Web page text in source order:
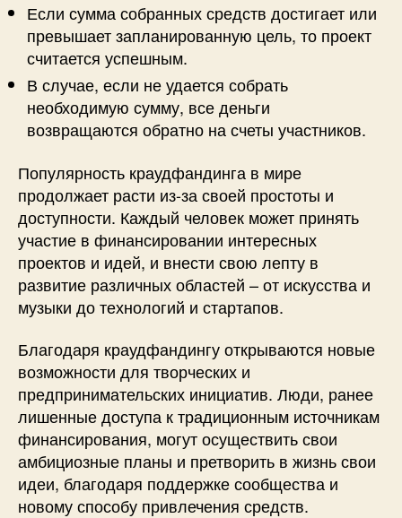
Если сумма собранных средств достигает или
превышает запланированную цель, то проект
считается успешным.
В случае, если не удается собрать
необходимую сумму, все деньги
возвращаются обратно на счеты участников.
Популярность краудфандинга в мире
продолжает расти из-за своей простоты и
доступности. Каждый человек может принять
участие в финансировании интересных
проектов и идей, и внести свою лепту в
развитие различных областей – от искусства и
музыки до технологий и стартапов.
Благодаря краудфандингу открываются новые
возможности для творческих и
предпринимательских инициатив. Люди, ранее
лишенные доступа к традиционным источникам
финансирования, могут осуществить свои
амбициозные планы и претворить в жизнь свои
идеи, благодаря поддержке сообщества и
новому способу привлечения средств.